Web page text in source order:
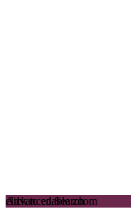
click to enable zoom
Advanced Search